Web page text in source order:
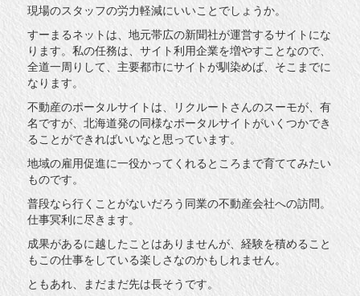
現場のスタッフの労力軽減にいいことでしょうか。
すーまるネットは、地元帯広の新聞社が運営するサイトにな
ります。私の任務は、サイト利用企業を増やすことなので、
全道一周りして、主要都市にサイトが馴染めば、そこまでに
なります。
不動産のポータルサイトは、リクルートさんのスーモが、有
名ですが、北海道発の同様なポータルサイトがいくつかでき
ることができればいいなと思っています。
地域の雇用促進に一役かってくれるところまで育ててみたい
ものです。
普段なら行くことがないだろう同業の不動産会社への訪問。
仕事冥利に尽きます。
成果があるに越したことはありませんが、経験を積めること
もこの仕事をしている楽しさなのかもしれません。
ともあれ、まだまだ先は長そうです。